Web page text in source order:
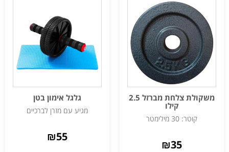
משקולת צלחת מברזל 2.5
קילו
קוטר: 30 מילימטר
₪35
גלגל אימון בטן
מגיע עם מזרן לברכיים
₪55